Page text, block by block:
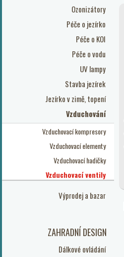
Ozonizátory
Péče o jezírko
Péče o KOI
Péče o vodu
UV lampy
Stavba jezírek
Jezírko v zimě, topení
Vzduchování
Vzduchovací kompresory
Vzduchovací elementy
Vzduchovací hadičky
Vzduchovací ventily
Výprodej a bazar
ZAHRADNÍ DESIGN
Dálkové ovládání